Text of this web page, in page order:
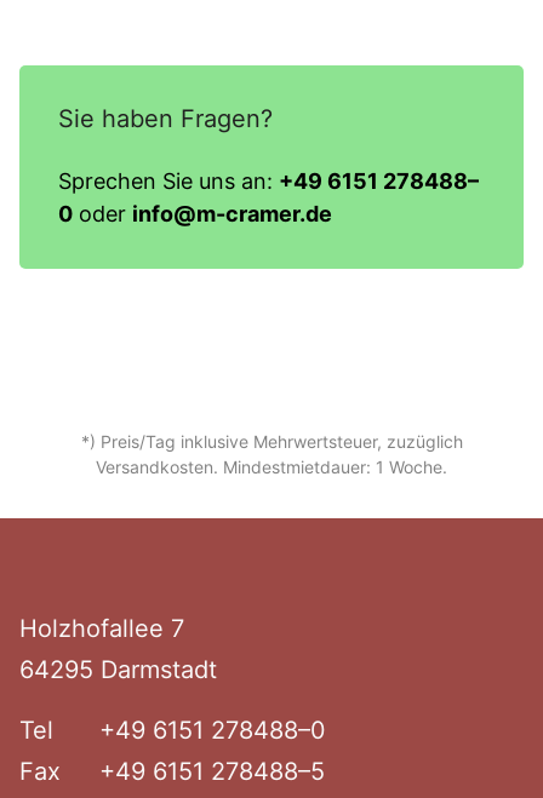
Sie haben Fragen?
Sprechen Sie uns an: +49 6151 278488–
0 oder info@m-cramer.de
*) Preis/Tag inklusive Mehrwertsteuer, zuzüglich
Versandkosten. Mindestmietdauer: 1 Woche.
Holzhof­allee 7
64295 Darmstadt
Tel
+49 6151 278488–0
Fax
+49 6151 278488–5